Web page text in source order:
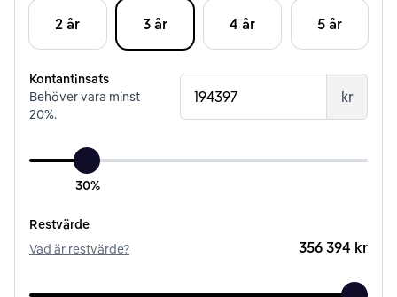
2 år 3 år 4 år 5 år
Kontantinsats
Behöver vara minst
20%.
kr
30%
Restvärde
Vad är restvärde?
356 394 kr